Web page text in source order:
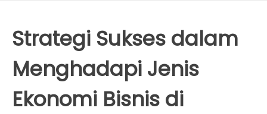
Strategi Sukses dalam
Menghadapi Jenis
Ekonomi Bisnis di